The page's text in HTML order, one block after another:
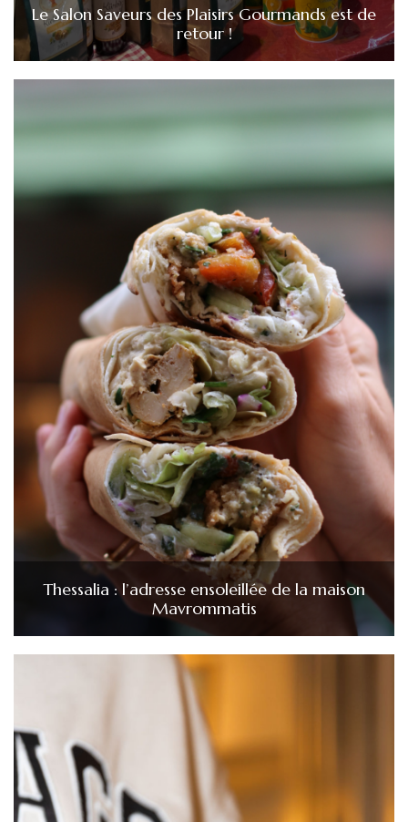
Le Salon Saveurs des Plaisirs Gourmands est de
retour !
Thessalia : l’adresse ensoleillée de la maison
Mavrommatis